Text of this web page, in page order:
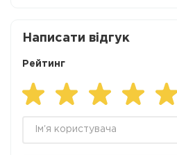
Написати відгук
Рейтинг